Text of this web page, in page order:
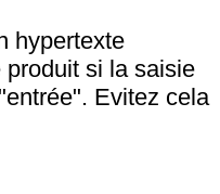
hypertexte
si la saisie
Evitez cela